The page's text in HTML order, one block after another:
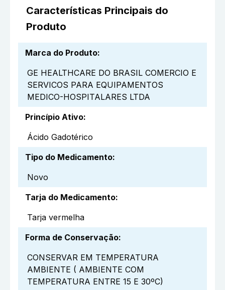
Características Principais do
Produto
Marca do Produto:
GE HEALTHCARE DO BRASIL COMERCIO E
SERVICOS PARA EQUIPAMENTOS
MEDICO-HOSPITALARES LTDA
Princípio Ativo:
Ácido Gadotérico
Tipo do Medicamento:
Novo
Tarja do Medicamento:
Tarja vermelha
Forma de Conservação:
CONSERVAR EM TEMPERATURA
AMBIENTE ( AMBIENTE COM
TEMPERATURA ENTRE 15 E 30ºC)